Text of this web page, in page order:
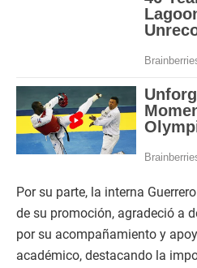
Por su parte, la interna
de su promoción, agradeció a
por su acompañamiento y
académico, destacando la